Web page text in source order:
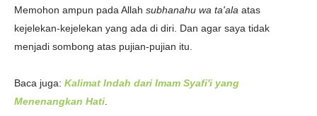
Memohon ampun pada Allah subhanahu wa ta'ala atas
kejelekan-kejelekan yang ada di diri. Dan agar saya tidak
menjadi sombong atas pujian-pujian itu.
Baca juga: Kalimat Indah dari Imam Syafi'i yang
Menenangkan Hati